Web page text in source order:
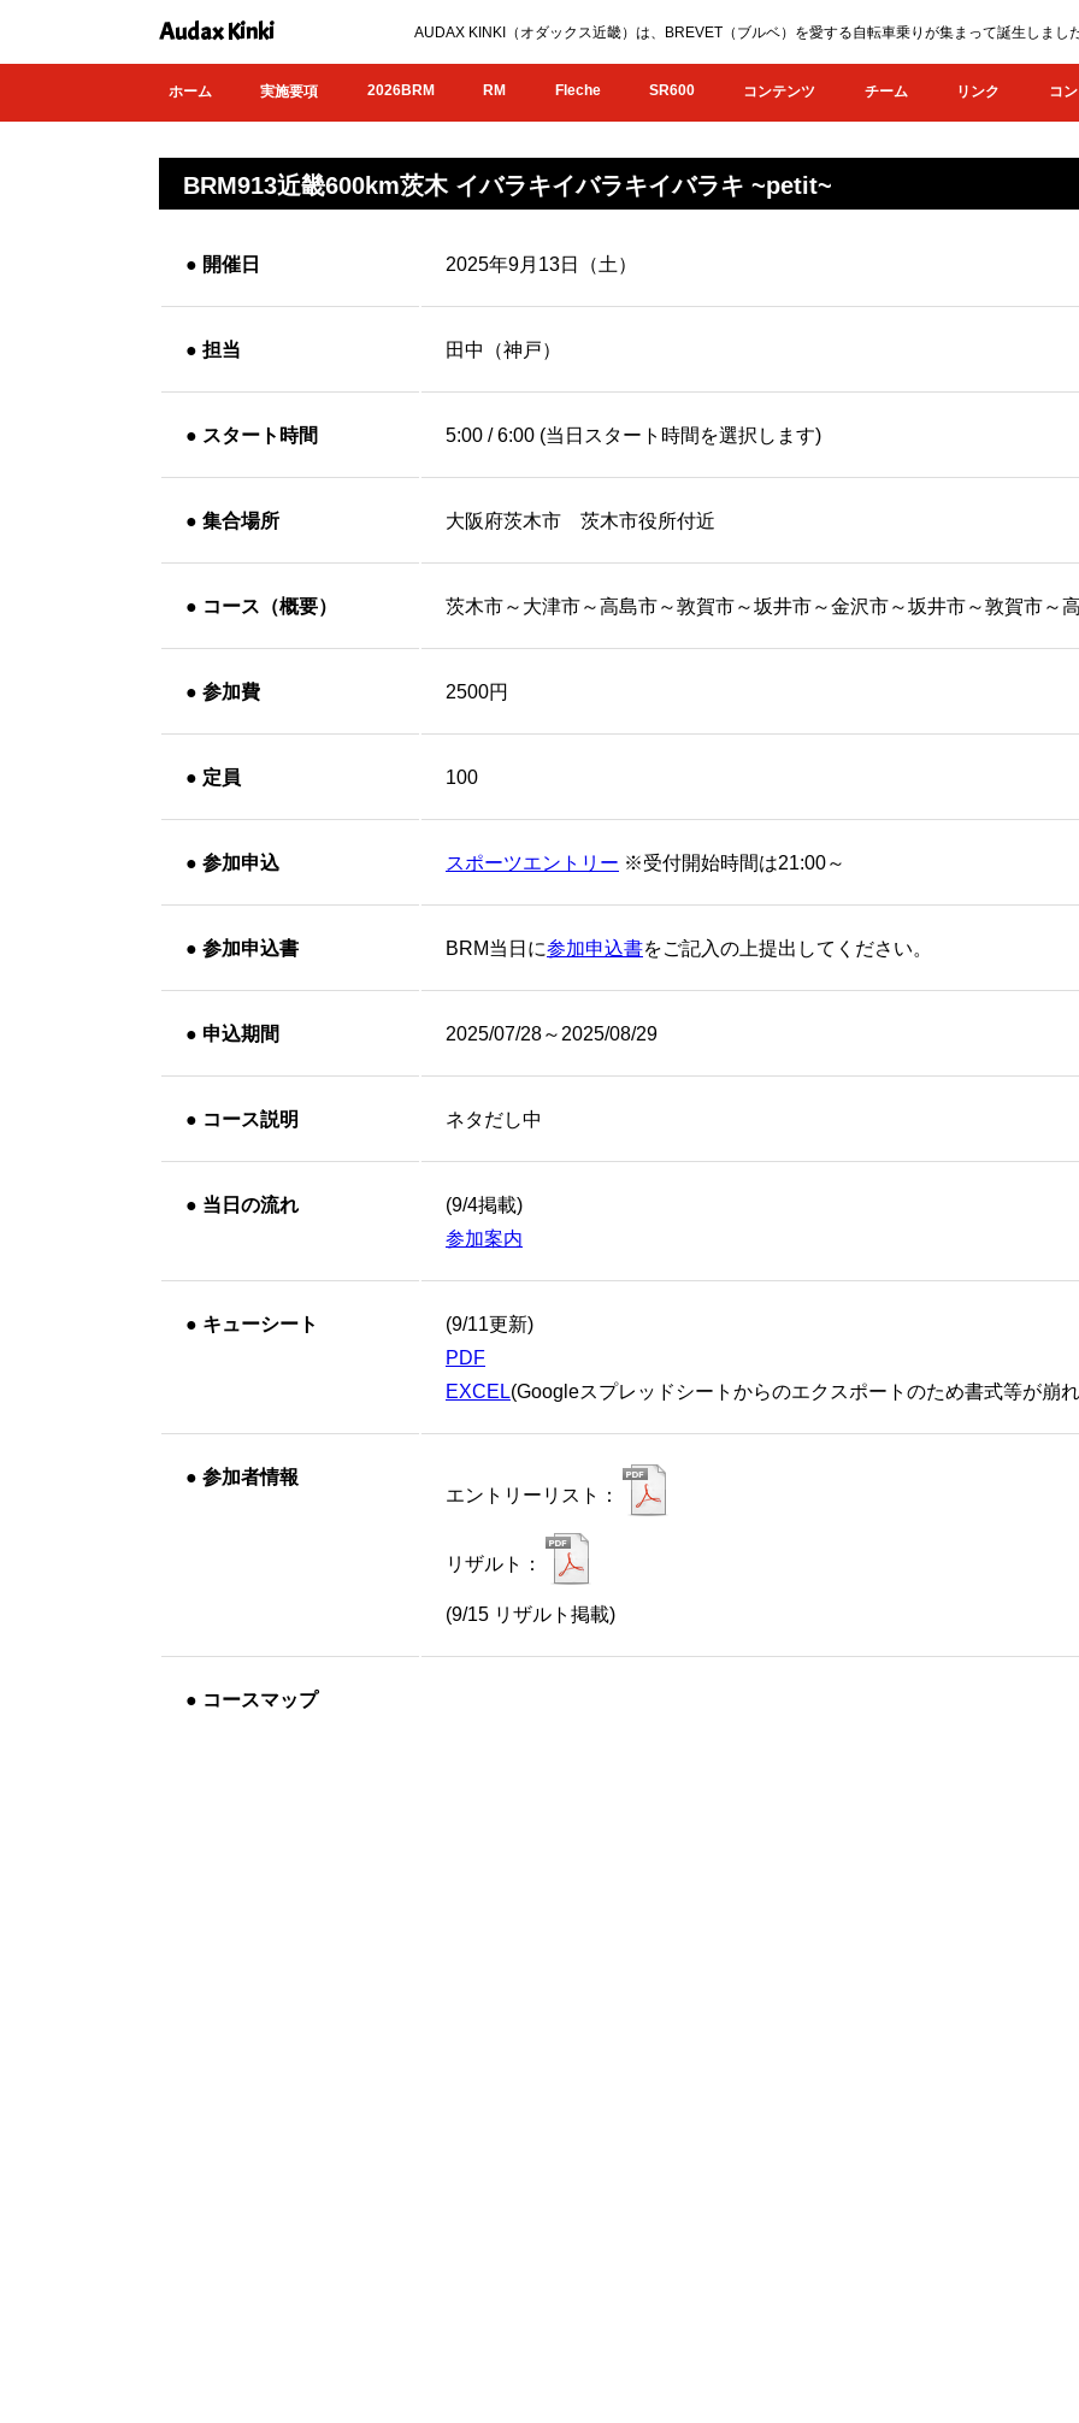
Audax Kinki AUDAX KINKI（オダックス近畿）は、BREVET（ブルベ）を愛する自転車乗りが集まって誕生しまし
ホーム 実施要項 2026BRM RM Fleche SR600 コンテンツ チーム リンク コ
BRM913近畿600km茨木 イバラキイバラキイバラキ ~petit~
● 開催日 2025年9月13日（土）
● 担当 田中（神戸）
● スタート時間 5:00 / 6:00 (当日スタート時間を選択します)
● 集合場所 大阪府茨木市 茨木市役所付近
● コース（概要） 茨木市～大津市～高島市～敦賀市～坂井市～金沢市～坂井市～敦賀市～
● 参加費 2500円
● 定員 100
● 参加申込 スポーツエントリー ※受付開始時間は21:00～
● 参加申込書 BRM当日に参加申込書をご記入の上提出してください。
● 申込期間 2025/07/28～2025/08/29
● コース説明 ネタだし中
● 当日の流れ
(9/4掲載)
参加案内
● キューシート
(9/11更新)
PDF
EXCEL(Googleスプレッドシートからのエクスポートのため書式等が崩
● 参加者情報
エントリーリスト：
リザルト：
(9/15 リザルト掲載)
● コースマップ